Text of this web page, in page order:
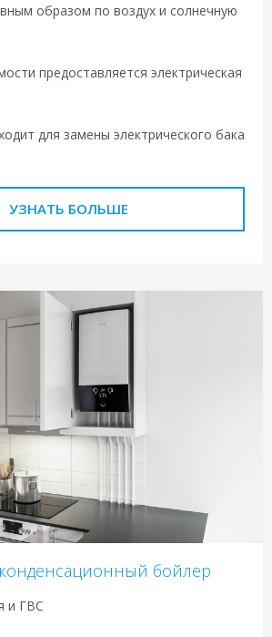
образом по воздух и солнечную
предоставляется электрическая
для замены электрического бака
УЗНАТЬ БОЛЬШЕ
бойлер
и ГВС